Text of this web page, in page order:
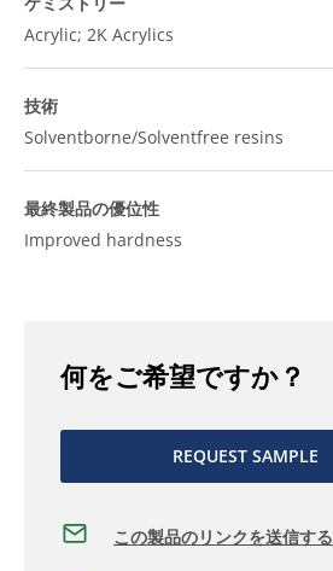
Acrylic; 2K Acrylics
技術
Solventborne/Solventfree resins
最終製品の優位性
Improved hardness
何をご希望ですか？
REQUEST SAMPLE
この製品のリンクを送信する